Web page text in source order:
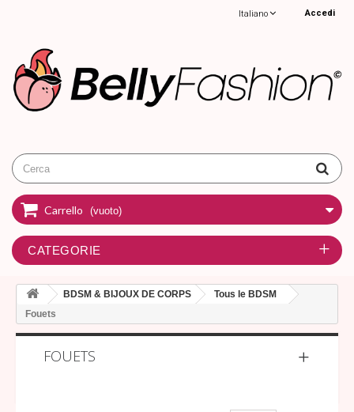
Accedi
Italiano
Carrello (vuoto)
CATEGORIE
BDSM & BIJOUX DE CORPS
Tous le BDSM
Fouets
FOUETS